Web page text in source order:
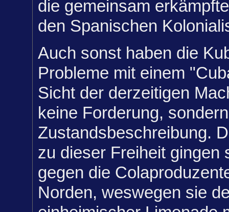
die gemeinsam
den Spanischen
Auch sonst haben die
Probleme mit einem
Sicht der derzeitigen
keine Forderung,
Zustandsbeschreibung.
zu dieser Freiheit gingen
gegen die
Norden, weswegen sie